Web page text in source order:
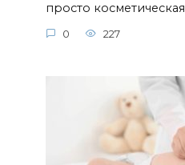
просто косметическая
0 227